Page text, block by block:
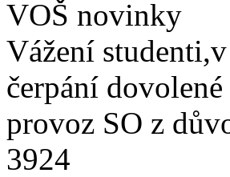
VOŠ novinky
Vážení
čerpání
provoz SO z
3924